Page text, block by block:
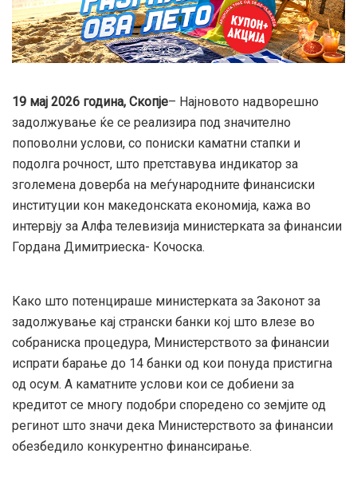
19 мај 2026 година, Скопје– Најновото надворешно
задолжување ќе се реализира под значително
поповолни услови, со пониски каматни стапки и
подолга рочност, што претставува индикатор за
зголемена доверба на меѓународните финансиски
институции кон македонската економија, кажа во
интервју за Алфа телевизија министерката за финансии
Гордана Димитриеска- Кочоска.
Како што потенцираше министерката за Законот за
задолжување кај странски банки кој што влезе во
собраниска процедура, Министерството за финансии
испрати барање до 14 банки од кои понуда пристигна
од осум. А каматните услови кои се добиени за
кредитот се многу подобри споредено со земјите од
регинот што значи дека Министерството за финансии
обезбедило конкурентно финансирање.